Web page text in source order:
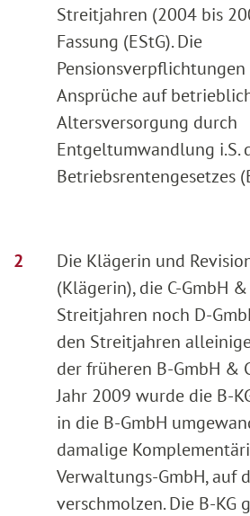
Streitjahren (2004 bis
Fassung (EStG). Die
Ansprüche auf
Altersversorgung durch
Entgeltumwandlung i.S.
Betriebsrentengesetzes
Die Klägerin und
(Klägerin), die C-GmbH &
Streitjahren noch D-
den Streitjahren
der früheren B-GmbH &
Jahr 2009 wurde die B-
in die B-GmbH
damalige
Verwaltungs-GmbH, auf
verschmolzen. Die B-KG